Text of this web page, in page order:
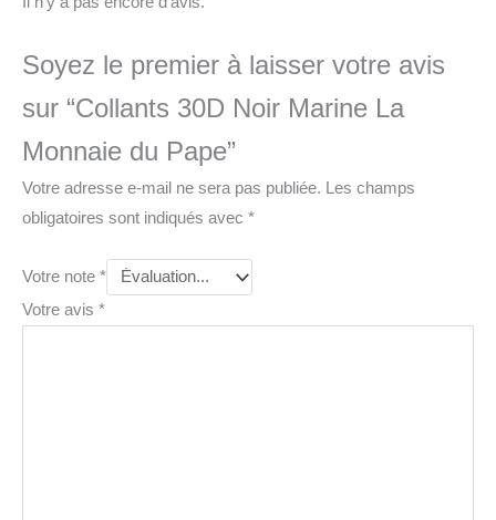
Soyez le premier à laisser votre avis
sur “Collants 30D Noir Marine La
Monnaie du Pape”
Votre adresse e-mail ne sera pas publiée.
Les champs
obligatoires sont indiqués avec *
Votre note *
Votre avis *